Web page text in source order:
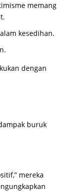
memang
kesedihan.
dengan
buruk
mereka